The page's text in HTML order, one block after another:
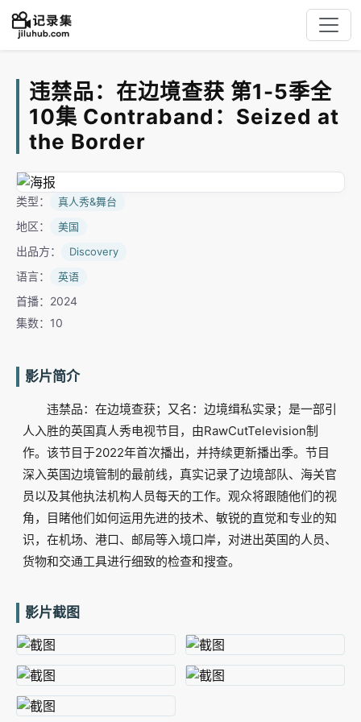
违禁品：在边境查获 第1-5季全
10集 Contraband：Seized at
the Border
类型： 真人秀&舞台
地区： 美国
出品方： Discovery
语言： 英语
首播：2024
集数：10
影片简介
违禁品：在边境查获；又名：边境缉私实录；是一部引
人入胜的英国真人秀电视节目，由RawCutTelevision制
作。该节目于2022年首次播出，并持续更新播出季。节目
深入英国边境管制的最前线，真实记录了边境部队、海关官
员以及其他执法机构人员每天的工作。观众将跟随他们的视
角，目睹他们如何运用先进的技术、敏锐的直觉和专业的知
识，在机场、港口、邮局等入境口岸，对进出英国的人员、
货物和交通工具进行细致的检查和搜查。
影片截图